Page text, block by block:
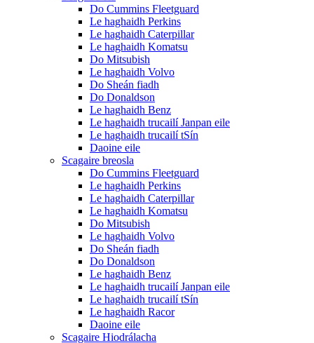
Do Cummins Fleetguard
Le haghaidh Perkins
Le haghaidh Caterpillar
Le haghaidh Komatsu
Do Mitsubish
Le haghaidh Volvo
Do Sheán fiadh
Do Donaldson
Le haghaidh Benz
Le haghaidh trucailí Janpan eile
Le haghaidh trucailí tSín
Daoine eile
Scagaire breosla
Do Cummins Fleetguard
Le haghaidh Perkins
Le haghaidh Caterpillar
Le haghaidh Komatsu
Do Mitsubish
Le haghaidh Volvo
Do Sheán fiadh
Do Donaldson
Le haghaidh Benz
Le haghaidh trucailí Janpan eile
Le haghaidh trucailí tSín
Le haghaidh Racor
Daoine eile
Scagaire Hiodrálacha